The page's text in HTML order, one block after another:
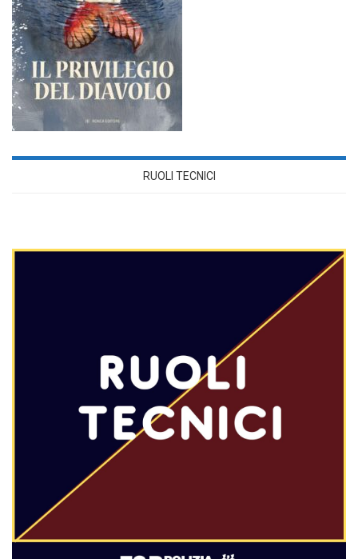
RUOLI TECNICI